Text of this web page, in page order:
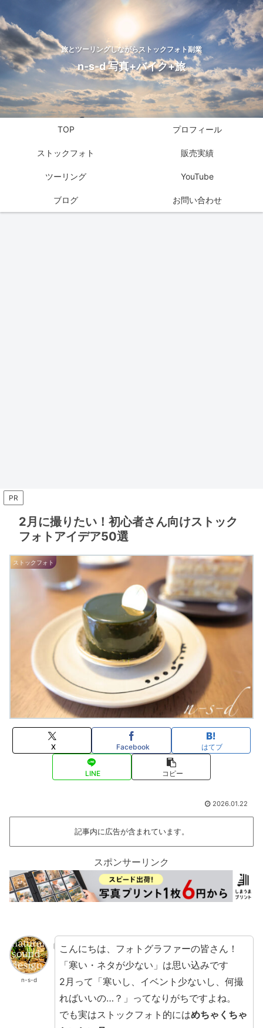
旅とツーリングしながらストックフォト副業
n-s-d 写真+バイク+旅
TOP プロフィール
ストックフォト 販売実績
ツーリング YouTube
ブログ お問い合わせ
PR
2月に撮りたい！初心者さん向けストック
フォトアイデア50選
ストックフォト
X Facebook はてブ
LINE コピー
2026.01.22
記事内に広告が含まれています。
スポンサーリンク
n-s-d
こんにちは、フォトグラファーの皆さん！
「寒い・ネタが少ない」は思い込みです
2月って「寒いし、イベント少ないし、何撮
ればいいの…？」ってなりがちですよね。
でも実はストックフォト的にはめちゃくちゃ